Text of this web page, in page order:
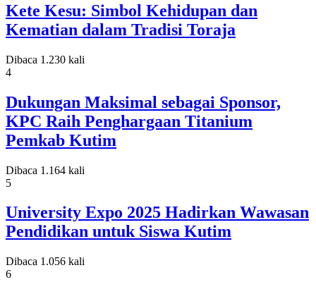
Kete Kesu: Simbol Kehidupan dan
Kematian dalam Tradisi Toraja
Dibaca 1.230 kali
4
Dukungan Maksimal sebagai Sponsor,
KPC Raih Penghargaan Titanium
Pemkab Kutim
Dibaca 1.164 kali
5
University Expo 2025 Hadirkan Wawasan
Pendidikan untuk Siswa Kutim
Dibaca 1.056 kali
6